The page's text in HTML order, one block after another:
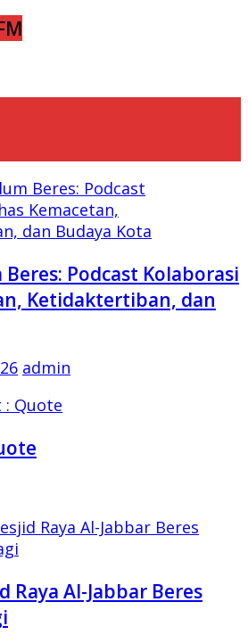
Podcast Kolaborasi
Ketidaktertiban, dan
admin
Raya Al-Jabbar Beres